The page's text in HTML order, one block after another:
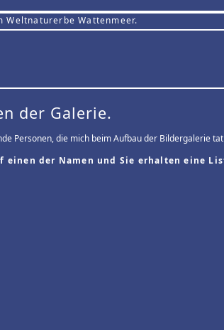
Weltnaturerbe Wattenmeer.
der Galerie.
Personen, die mich beim Aufbau der Bildergalerie
einen der Namen und Sie erhalten eine